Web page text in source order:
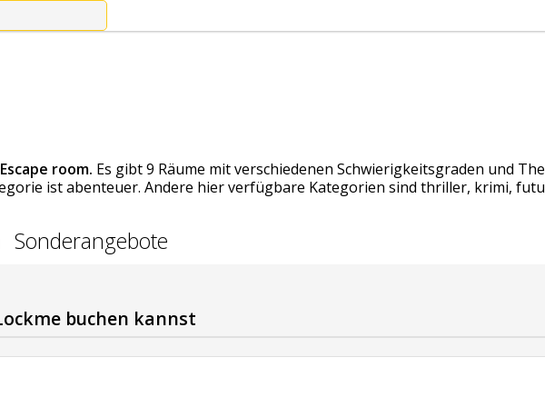
Escape room. Es gibt 9 Räume mit verschiedenen Schwierigkeitsgraden und
ist abenteuer. Andere hier verfügbare Kategorien sind thriller, krimi,
Sonderangebote
buchen kannst